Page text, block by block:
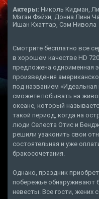
Актеры: Николь Кидман,
Мэган Фэйхи, Донна Линн
Ишан Кхаттар, Сэм Нивола
Смотрите бесплатно все
в хорошем качестве HD
предложена одноименная
произведения
под названием
сможете побывать на
океане, который
такой период, когда на
люди Селеста Отис и
решили узаконить свои
состоятельная и уже
бракосочетания.
Однако, праздник
побережье обнаруживают
невесты. Все гости, жених